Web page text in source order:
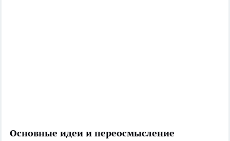
Основные идеи и переосмысление